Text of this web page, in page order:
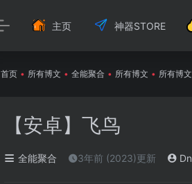
主页 神器STORE
首页 • 所有博文 • 全能聚合 • 所有博文 • 所有博文
【安卓】飞鸟
全能聚合 3年前 (2023)更新